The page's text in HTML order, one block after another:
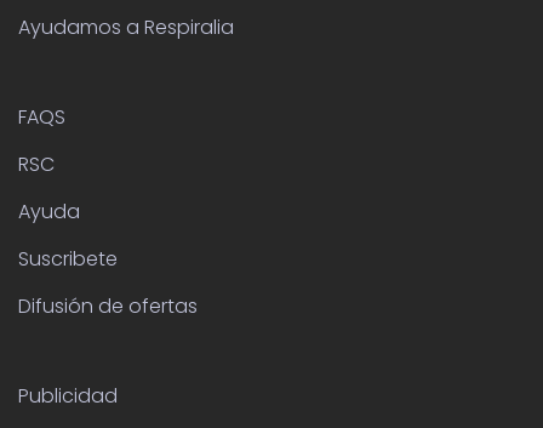
Ayudamos a Respiralia
FAQS
RSC
Ayuda
Suscribete
Difusión de ofertas
Publicidad